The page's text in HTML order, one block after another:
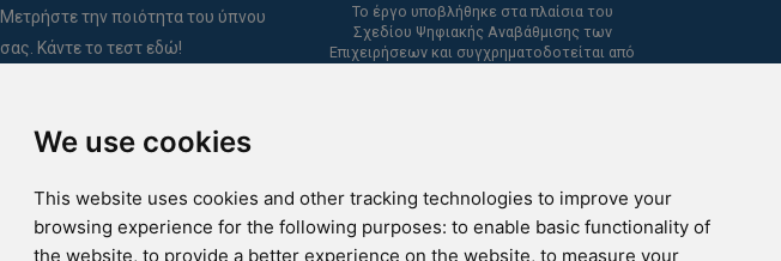
We use cookies
This website uses cookies and other tracking technologies to improve your
browsing experience for the following purposes: to enable basic functionality of
the website, to provide a better experience on the website, to measure your
Μετρήστε την ποιότητα του ύπνου
σας. Κάντε το τεστ εδώ!
Το έργο υποβλήθηκε στα πλαίσια του
Σχεδίου Ψηφιακής Αναβάθμισης των
Επιχειρήσεων και συγχρηματοδοτείται από